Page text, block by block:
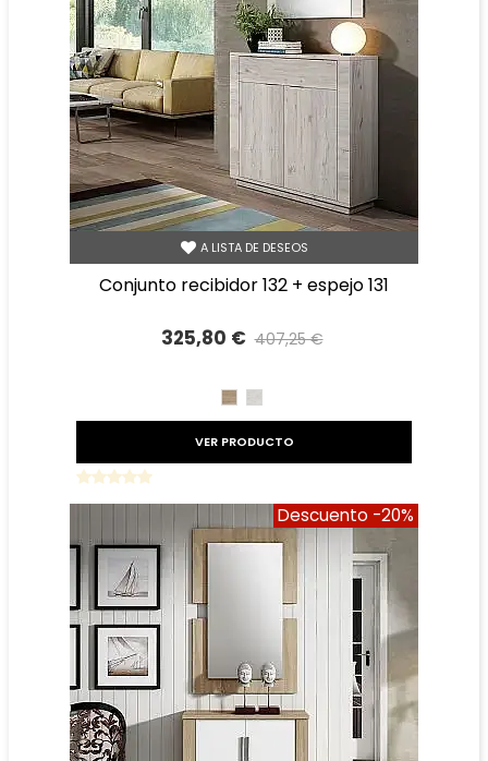
A LISTA DE DESEOS
conjunto recibidor 132 + espejo 131
325,80 € 407,25 €
CAMBRIAN
VER PRODUCTO
Descuento -20%